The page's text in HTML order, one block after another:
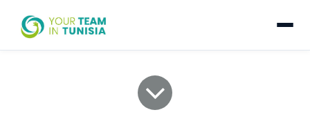
Tunisie pour externaliser